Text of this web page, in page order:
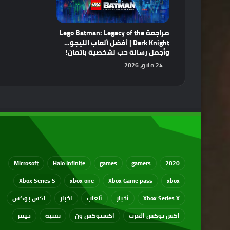
مراجعة Lego Batman: Legacy of the
Dark Knight | أفضل ألعاب الليجو…
وأجمل رسالة حب لشخصية باتمان!
24 مايو، 2026
2020
gamers
games
Halo Infinite
Microsoft
xbox
Xbox Game pass
xbox one
Xbox Series S
Xbox Series X
أخبار ألعاب اخبار
اكس بوكس
اكس بوكس العرب
اكسبوكس ون تقنية جيمز